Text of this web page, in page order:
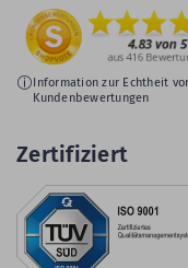
Information zur Echtheit
Kundenbewertungen
Zertifiziert